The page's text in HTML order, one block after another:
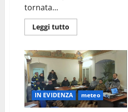
tornata...
Leggi tutto
IN EVIDENZA meteo